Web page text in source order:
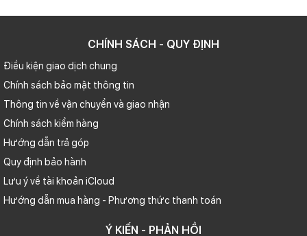
CHÍNH SÁCH - QUY ĐỊNH
Điều kiện giao dịch chung
Chính sách bảo mật thông tin
Thông tin về vận chuyển và giao nhận
Chính sách kiểm hàng
Hướng dẫn trả góp
Quy định bảo hành
Lưu ý về tài khoản iCloud
Hướng dẫn mua hàng - Phương thức thanh toán
Ý KIẾN - PHẢN HỒI